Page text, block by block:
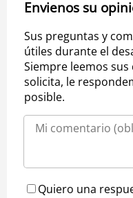
Envienos su
Sus preguntas y
útiles durante el
Siempre leemos
solicita, le
posible.
Quiero una